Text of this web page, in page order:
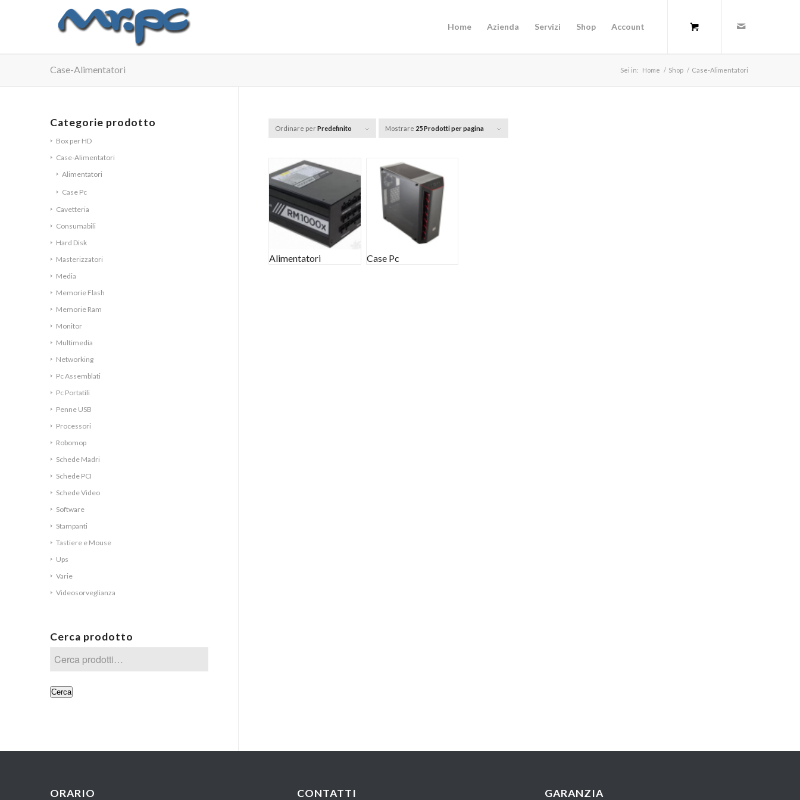
Home Azienda Servizi Shop Account
Case-Alimentatori Sei in: Home / Shop / Case-Alimentatori
Ordinare perPredefinito Mostrare 25 Prodotti per pagina
Alimentatori Case Pc
Categorie prodotto
Box per HD
Case-Alimentatori
Alimentatori
Case Pc
Cavetteria
Consumabili
Hard Disk
Masterizzatori
Media
Memorie Flash
Memorie Ram
Monitor
Multimedia
Networking
Pc Assemblati
Pc Portatili
Penne USB
Processori
Robomop
Schede Madri
Schede PCI
Schede Video
Software
Stampanti
Tastiere e Mouse
Ups
Varie
Videosorveglianza
Cerca prodotto
Cerca
ORARIO CONTATTI GARANZIA